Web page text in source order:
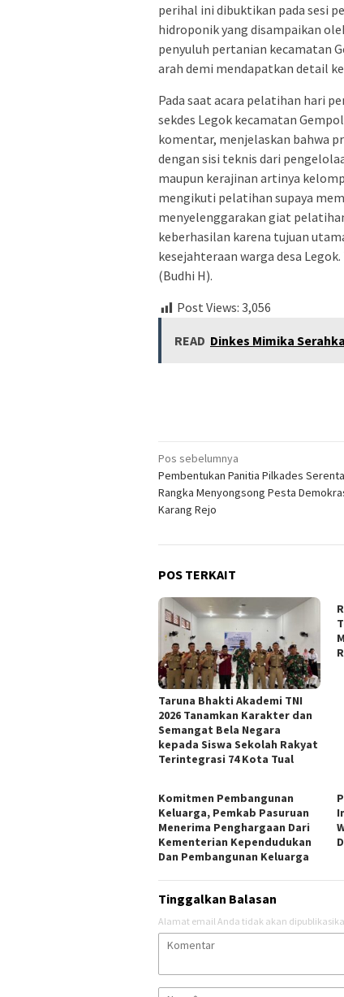
perihal ini dibuktikan pada sesi
hidroponik yang disampaikan
penyuluh pertanian kecamatan
arah demi mendapatkan detail
Pada saat acara pelatihan hari
sekdes Legok kecamatan
komentar, menjelaskan bahwa
dengan sisi teknis dari
maupun kerajinan artinya
mengikuti pelatihan supaya
menyelenggarakan giat
keberhasilan karena tujuan
kesejahteraan warga desa
(Budhi H).
Post Views: 3,056
READ Dinkes Mimika
Navigasi
pos
Pos sebelumnya
Pembentukan Panitia Pilkades
Rangka Menyongsong Pesta
Karang Rejo
POS TERKAIT
Taruna Bhakti Akademi TNI
2026 Tanamkan Karakter dan
Semangat Bela Negara
kepada Siswa Sekolah Rakyat
Terintegrasi 74 Kota Tual
Komitmen Pembangunan
Keluarga, Pemkab Pasuruan
Menerima Penghargaan Dari
Kementerian Kependudukan
Dan Pembangunan Keluarga
Tinggalkan Balasan
Alamat email Anda tidak akan